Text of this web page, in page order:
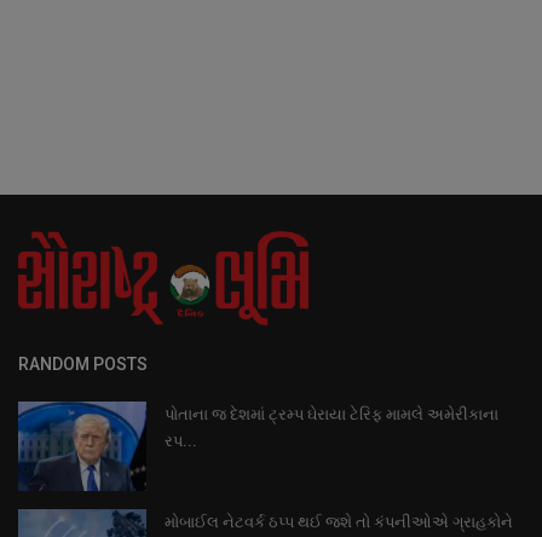
RANDOM POSTS
પોતાના જ દેશમાં ટ્રમ્પ ઘેરાયા ટેરિફ મામલે અમેરીકાના
રપ...
મોબાઈલ નેટવર્ક ઠપ્પ થઈ જશે તો કંપનીઓએ ગ્રાહકોને